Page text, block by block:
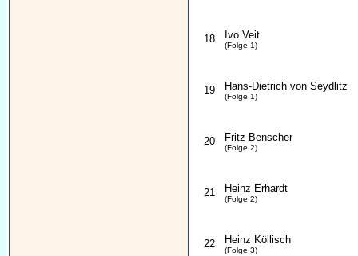
18 Ivo Veit
(Folge 1)
19 Hans-Dietrich von Seydlitz
(Folge 1)
20 Fritz Benscher
(Folge 2)
21 Heinz Erhardt
(Folge 2)
22 Heinz Köllisch
(Folge 3)